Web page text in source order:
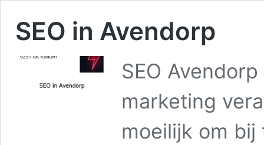
SEO in Avendorp
SEO
marketing
moeilijk om bij